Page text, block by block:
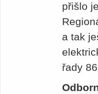
přišlo
a tak
řady